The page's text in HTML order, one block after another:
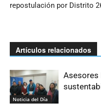
repostulación por Distrito
Artículos relacionados
Noticia del Día
Asesores